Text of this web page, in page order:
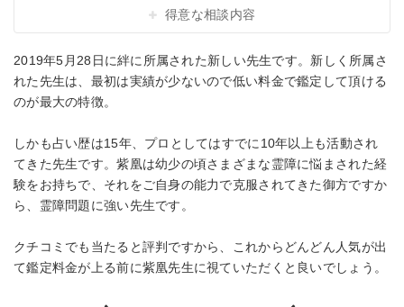
得意な相談内容
2019年5月28日に絆に所属された新しい先生です。新しく所属さ
れた先生は、最初は実績が少ないので低い料金で鑑定して頂ける
のが最大の特徴。
しかも占い歴は15年、プロとしてはすでに10年以上も活動され
てきた先生です。紫凰は幼少の頃さまざまな霊障に悩まされた経
験をお持ちで、それをご自身の能力で克服されてきた御方ですか
ら、霊障問題に強い先生です。
クチコミでも当たると評判ですから、これからどんどん人気が出
て鑑定料金が上る前に紫凰先生に視ていただくと良いでしょう。